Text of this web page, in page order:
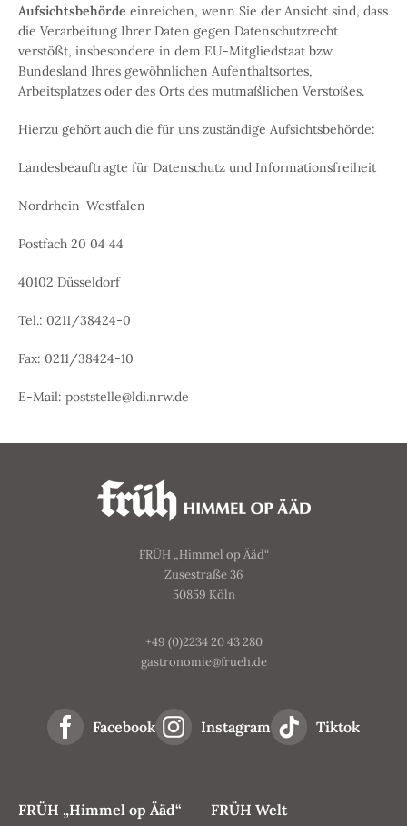
Aufsichtsbehörde einreichen, wenn Sie der Ansicht sind, dass
die Verarbeitung Ihrer Daten gegen Datenschutzrecht
verstößt, insbesondere in dem EU-Mitgliedstaat bzw.
Bundesland Ihres gewöhnlichen Aufenthaltsortes,
Arbeitsplatzes oder des Orts des mutmaßlichen Verstoßes.
Hierzu gehört auch die für uns zuständige Aufsichtsbehörde:
Landesbeauftragte für Datenschutz und Informationsfreiheit
Nordrhein-Westfalen
Postfach 20 04 44
40102 Düsseldorf
Tel.: 0211/38424-0
Fax: 0211/38424-10
E-Mail: poststelle@ldi.nrw.de
FRÜH „Himmel op Ääd“
Zusestraße 36
50859 Köln
+49 (0)2234 20 43 280
gastronomie@frueh.de
Facebook Instagram Tiktok
FRÜH „Himmel op Ääd“ FRÜH Welt